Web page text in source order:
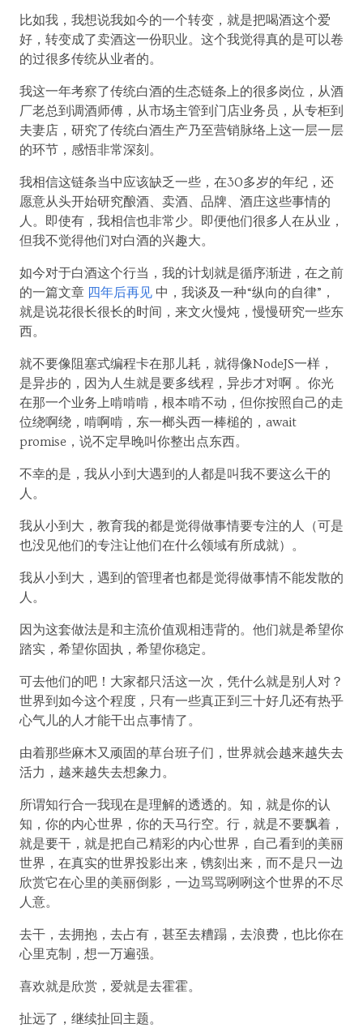
比如我，我想说我如今的一个转变，就是把喝酒这个爱
好，转变成了卖酒这一份职业。这个我觉得真的是可以卷
的过很多传统从业者的。
我这一年考察了传统白酒的生态链条上的很多岗位，从酒
厂老总到调酒师傅，从市场主管到门店业务员，从专柜到
夫妻店，研究了传统白酒生产乃至营销脉络上这一层一层
的环节，感悟非常深刻。
我相信这链条当中应该缺乏一些，在30多岁的年纪，还
愿意从头开始研究酿酒、卖酒、品牌、酒庄这些事情的
人。即使有，我相信也非常少。即便他们很多人在从业，
但我不觉得他们对白酒的兴趣大。
如今对于白酒这个行当，我的计划就是循序渐进，在之前
的一篇文章 四年后再见 中，我谈及一种“纵向的自律”，
就是说花很长很长的时间，来文火慢炖，慢慢研究一些东
西。
就不要像阻塞式编程卡在那儿耗，就得像NodeJS一样，
是异步的，因为人生就是要多线程，异步才对啊 。你光
在那一个业务上啃啃啃，根本啃不动，但你按照自己的走
位绕啊绕，啃啊啃，东一榔头西一棒槌的，await
promise，说不定早晚叫你整出点东西。
不幸的是，我从小到大遇到的人都是叫我不要这么干的
人。
我从小到大，教育我的都是觉得做事情要专注的人（可是
也没见他们的专注让他们在什么领域有所成就）。
我从小到大，遇到的管理者也都是觉得做事情不能发散的
人。
因为这套做法是和主流价值观相违背的。他们就是希望你
踏实，希望你固执，希望你稳定。
可去他们的吧！大家都只活这一次，凭什么就是别人对？
世界到如今这个程度，只有一些真正到三十好几还有热乎
心气儿的人才能干出点事情了。
由着那些麻木又顽固的草台班子们，世界就会越来越失去
活力，越来越失去想象力。
所谓知行合一我现在是理解的透透的。知，就是你的认
知，你的内心世界，你的天马行空。行，就是不要飘着，
就是要干，就是把自己精彩的内心世界，自己看到的美丽
世界，在真实的世界投影出来，镌刻出来，而不是只一边
欣赏它在心里的美丽倒影，一边骂骂咧咧这个世界的不尽
人意。
去干，去拥抱，去占有，甚至去糟蹋，去浪费，也比你在
心里克制，想一万遍强。
喜欢就是欣赏，爱就是去霍霍。
扯远了，继续扯回主题。